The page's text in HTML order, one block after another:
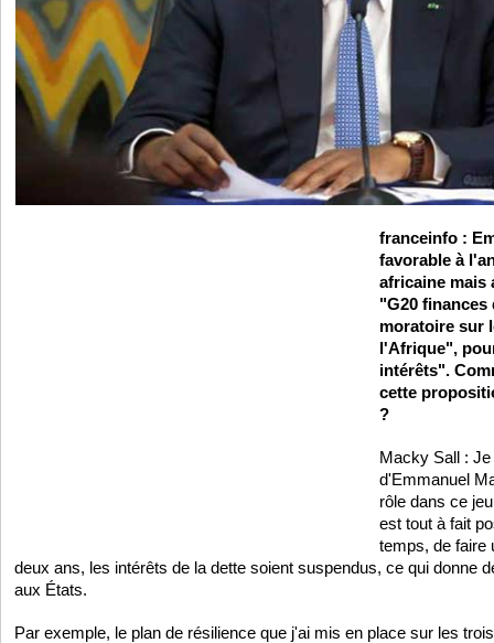
franceinfo :
favorable à
africaine mais
"G20 finances
moratoire sur
l'Afrique",
intérêts".
cette
?
Macky Sall :
d'Emmanuel
rôle dans ce
est tout à fait
temps, de faire
deux ans, les intérêts de la dette soient suspendus, ce qui donne
aux États.
Par exemple, le plan de résilience que j'ai mis en place sur les